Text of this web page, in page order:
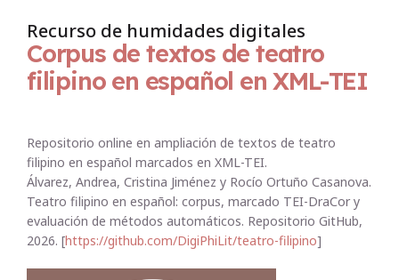
Recurso de humidades digitales
Corpus de textos de teatro
filipino en español en XML-TEI
Repositorio online en ampliación de textos de teatro
filipino en español marcados en XML-TEI.
Álvarez, Andrea, Cristina Jiménez y Rocío Ortuño Casanova.
Teatro filipino en español: corpus, marcado TEI-DraCor y
evaluación de métodos automáticos. Repositorio GitHub,
2026. [https://github.com/DigiPhiLit/teatro-filipino]